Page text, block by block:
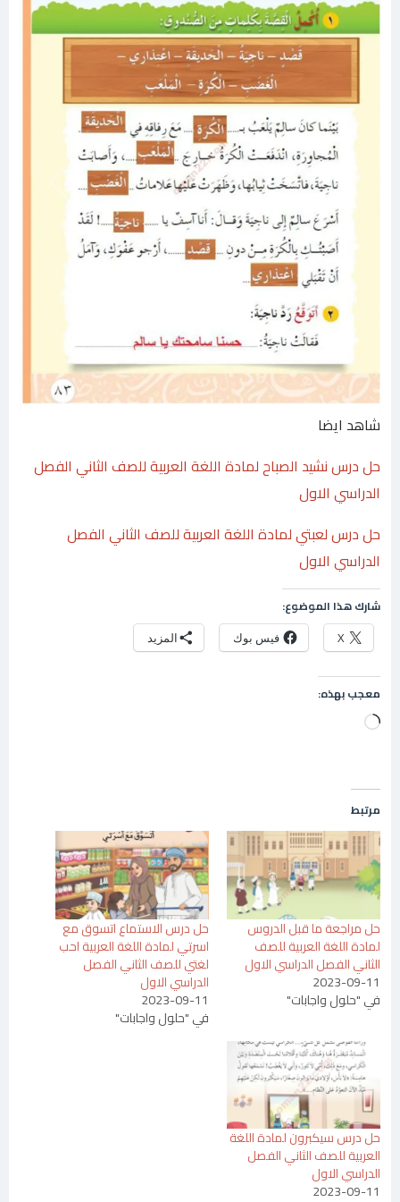
شاهد ايضا
حل درس نشيد الصباح لمادة اللغة العربية للصف الثاني الفصل
الدراسي الاول
حل درس لعبتي لمادة اللغة العربية للصف الثاني الفصل
الدراسي الاول
شارك هذا الموضوع:
X فيس بوك المزيد
معجب بهذه:
جاري
مرتبط
حل مراجعة ما قبل الدروس
لمادة اللغة العربية للصف
الثاني الفصل الدراسي الاول
2023-09-11
في "حلول واجابات"
حل درس الاستماع اتسوق مع
اسرتي لمادة اللغة العربية احب
لغتي للصف الثاني الفصل
الدراسي الاول
2023-09-11
في "حلول واجابات"
حل درس سيكبرون لمادة اللغة
العربية للصف الثاني الفصل
الدراسي الاول
2023-09-11